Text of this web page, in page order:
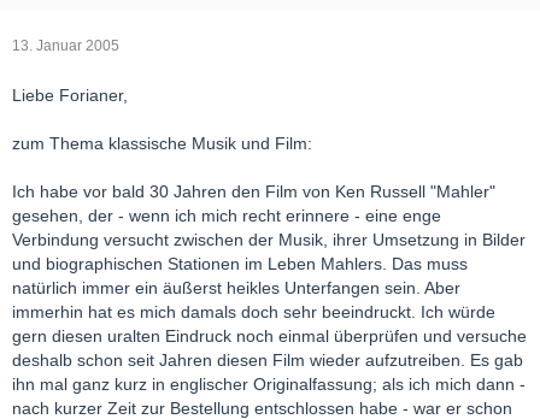
13. Januar 2005
Liebe Forianer,
zum Thema klassische Musik und Film:
Ich habe vor bald 30 Jahren den Film von Ken Russell "Mahler"
gesehen, der - wenn ich mich recht erinnere - eine enge
Verbindung versucht zwischen der Musik, ihrer Umsetzung in Bilder
und biographischen Stationen im Leben Mahlers. Das muss
natürlich immer ein äußerst heikles Unterfangen sein. Aber
immerhin hat es mich damals doch sehr beeindruckt. Ich würde
gern diesen uralten Eindruck noch einmal überprüfen und versuche
deshalb schon seit Jahren diesen Film wieder aufzutreiben. Es gab
ihn mal ganz kurz in englischer Originalfassung; als ich mich dann -
nach kurzer Zeit zur Bestellung entschlossen habe - war er schon